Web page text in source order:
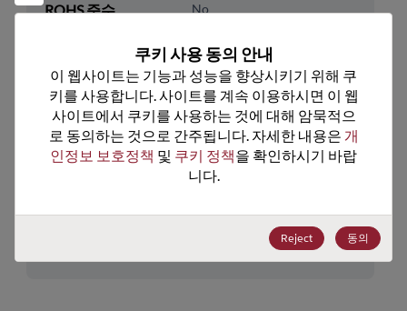
ROHS 준수 No
패키지 수량 0
기술 카테고리 Discretes
기술 하위 카테고리 Transistor
MOSFETs/FETs
미국 HTS 코드 8541.29.0055
쿠키 사용 동의 안내
이 웹사이트는 기능과 성능을 향상시키기 위해 쿠
키를 사용합니다. 사이트를 계속 이용하시면 이 웹
사이트에서 쿠키를 사용하는 것에 대해 암묵적으
로 동의하는 것으로 간주됩니다. 자세한 내용은 개
인정보 보호정책 및 쿠키 정책을 확인하시기 바랍
니다.
Reject 동의